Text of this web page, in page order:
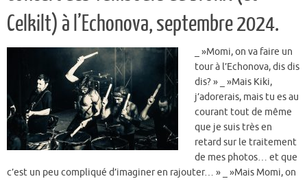
Celkilt) à l’Echonova, septembre 2024.
_ »Momi, on va faire un
tour à l’Echonova, dis dis
dis? » _ »Mais Kiki,
j’adorerais, mais tu es au
courant tout de même
que je suis très en
retard sur le traitement
de mes photos… et que
c’est un peu compliqué d’imaginer en rajouter… » _ »Mais Momi, on